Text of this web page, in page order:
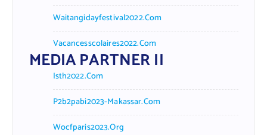
Waitangidayfestival2022.com
Vacancesscolaires2022.com
MEDIA PARTNER II
Isth2022.com
P2b2pabi2023-Makassar.com
Wocfparis2023.org